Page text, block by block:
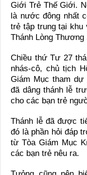
Giới Trẻ Thế Giới.
là nước đông nhất
trẻ tập trung tại
Thánh Lòng Thương
Chiều thứ Tư 27
nhás-cô, chủ tịch
Giám Mục tham
đã dâng thánh lễ
cho các bạn trẻ
Thánh lễ đã được
đó là phần hỏi đáp
từ Tòa Giám Mục
các bạn trẻ nêu ra.